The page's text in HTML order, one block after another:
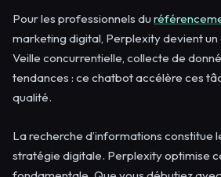
Pour les professionnels du
marketing digital, Perplexity devient
Veille concurrentielle, collecte de
tendances : ce chatbot accélère ces
qualité.
La recherche d’informations constitue
stratégie digitale. Perplexity optimise